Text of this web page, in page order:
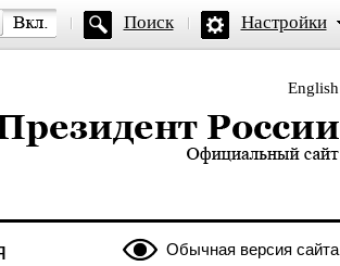
Поиск Настройки
English
России — официальный сайт
Обычная версия сайта